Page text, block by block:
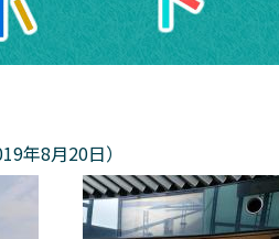
年8月20日）